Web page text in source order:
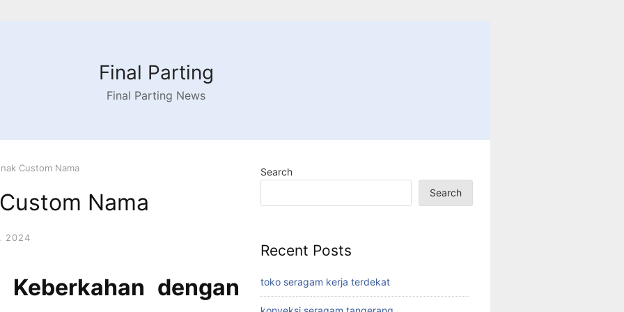
Final Parting
Final Parting News
Custom Nama
Nama
2024
Keberkahan dengan
Search
Search
Recent Posts
toko seragam kerja terdekat